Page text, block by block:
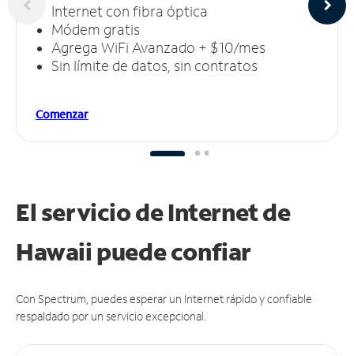
Internet con fibra óptica
Módem gratis
Agrega WiFi Avanzado + $10/mes
Sin límite de datos, sin contratos
Comenzar
El servicio de Internet de
Hawaii puedeconfiar
Con Spectrum, puedes esperar un Internet rápido y confiable
respaldado por un servicio excepcional.